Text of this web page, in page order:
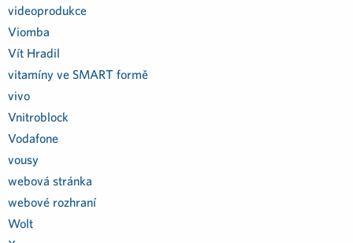
videoprodukce
Viomba
Vít Hradil
vitamíny ve SMART formě
vivo
Vnitroblock
Vodafone
vousy
webová stránka
webové rozhraní
Wolt